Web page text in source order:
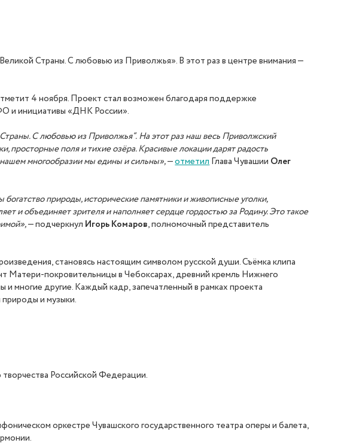
Страны. С любовью из Приволжья». В этот раз в центре внимания —
4 ноября. Проект стал возможен благодаря поддержке
и инициативы «ДНК России».
С любовью из Приволжья“.На этот раз наш весь Приволжский
просторные поля и тихие озёра. Красивые локации дарят радость
многообразии мы едины и сильны»,—отметилГлава Чувашии Олег
природы, исторические памятники и живописные уголки,
и объединяет зрителя и наполняет сердце гордостью за Родину. Это такое
— подчеркнул Игорь Комаров, полномочный представитель
становясь настоящим символом русской души. Съёмка клипа
Матери-покровительницы в Чебоксарах, древний кремль Нижнего
другие. Каждый кадр, запечатленный в рамках проекта
и музыки.
Российской Федерации.
оркестре Чувашского государственного театра оперы и балета,